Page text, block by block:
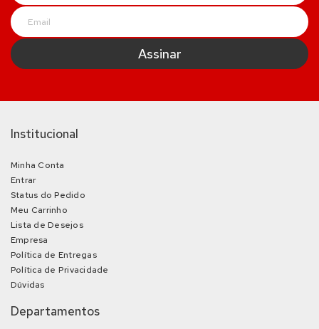
Institucional
Minha Conta
Entrar
Status do Pedido
Meu Carrinho
Lista de Desejos
Empresa
Política de Entregas
Política de Privacidade
Dúvidas
Departamentos